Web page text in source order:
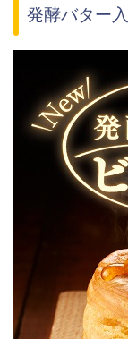
発酵バター